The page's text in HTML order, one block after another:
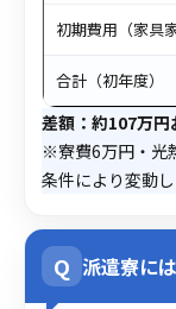
初期費用（家具
合計（初年度）
差額：約107万円
※寮費6万円・光
条件により変動し
Q 派遣寮に